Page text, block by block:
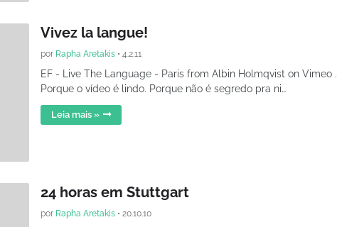
Vivez la langue!
por Rapha Aretakis • 4.2.11
EF - Live The Language - Paris from Albin Holmqvist on Vimeo .
Porque o vídeo é lindo. Porque não é segredo pra ni…
Leia mais »
24 horas em Stuttgart
por Rapha Aretakis • 20.10.10